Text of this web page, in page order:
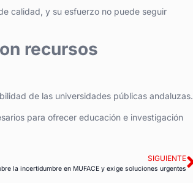
calidad, y su esfuerzo no puede seguir
recursos
de las universidades públicas andaluzas.
para ofrecer educación e investigación
SIGUIENTE
la incertidumbre en MUFACE y exige soluciones urgentes